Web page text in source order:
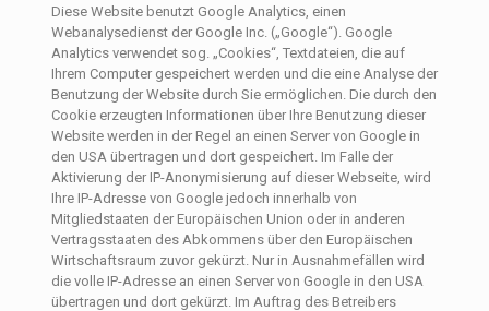
Diese Website benutzt Google Analytics, einen
Webanalysedienst der Google Inc. („Google“). Google
Analytics verwendet sog. „Cookies“, Textdateien, die auf
Ihrem Computer gespeichert werden und die eine Analyse der
Benutzung der Website durch Sie ermöglichen. Die durch den
Cookie erzeugten Informationen über Ihre Benutzung dieser
Website werden in der Regel an einen Server von Google in
den USA übertragen und dort gespeichert. Im Falle der
Aktivierung der IP-Anonymisierung auf dieser Webseite, wird
Ihre IP-Adresse von Google jedoch innerhalb von
Mitgliedstaaten der Europäischen Union oder in anderen
Vertragsstaaten des Abkommens über den Europäischen
Wirtschaftsraum zuvor gekürzt. Nur in Ausnahmefällen wird
die volle IP-Adresse an einen Server von Google in den USA
übertragen und dort gekürzt. Im Auftrag des Betreibers